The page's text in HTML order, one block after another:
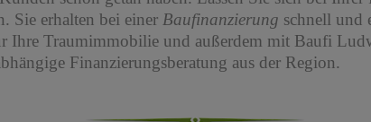
Sie erhalten bei einerBaufinanzierung schnell und
Ihre Traumimmobilie und außerdem mit Baufi
Finanzierungsberatung aus der Region.